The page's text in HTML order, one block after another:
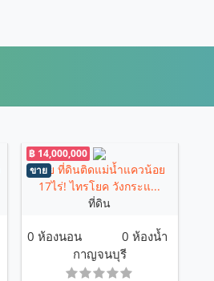
ขาย
฿ 14,000,000
ขาย ที่ดินติดแม่น้ำแควน้อย
17ไร่! ไทรโยค วังกระแ...
ที่ดิน
0 ห้องนอน
0 ห้องน้ำ
กาญจนบุรี